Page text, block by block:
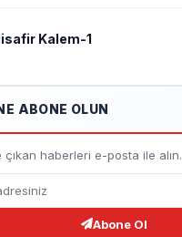
Kalem-1
ABONE OLUN
çıkan haberleri e-posta ile alın.
Abone Ol